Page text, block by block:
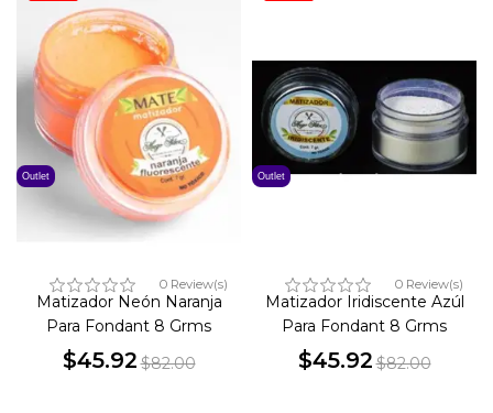
Outlet
0 Review(s)
Matizador Neón Naranja
Para Fondant 8 Grms
$45.92$82.00
Outlet
0 Review(s)
Matizador Iridiscente Azúl
Para Fondant 8 Grms
$45.92$82.00